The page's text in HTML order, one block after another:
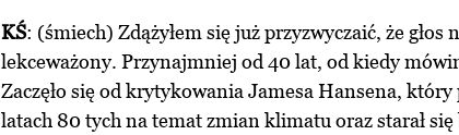
KŚ: (śmiech) Zdążyłem się już przyzwyczaić, że głos
lekceważony. Przynajmniej od 40 lat, od kiedy
Zaczęło się od krytykowania Jamesa Hansena, który
latach 80 tych na temat zmian klimatu oraz starał